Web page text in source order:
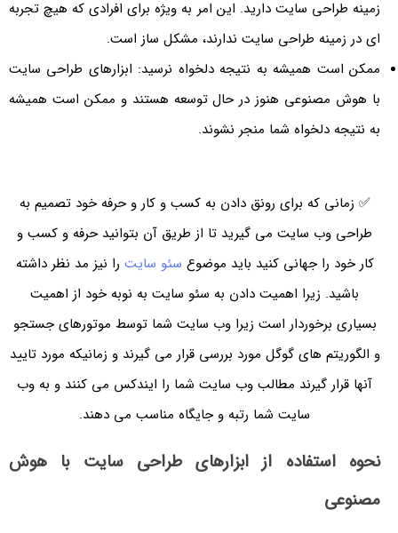
زمینه طراحی سایت دارید. این امر به ویژه برای افرادی که هیچ تجربه
ای در زمینه طراحی سایت ندارند، مشکل ساز است.
ممکن است همیشه به نتیجه دلخواه نرسید: ابزارهای طراحی سایت
با هوش مصنوعی هنوز در حال توسعه هستند و ممکن است همیشه
به نتیجه دلخواه شما منجر نشوند.
✅ زمانی که برای رونق دادن به کسب و کار و حرفه خود تصمیم به
طراحی وب سایت می گیرید تا از طریق آن بتوانید حرفه و کسب و
کار خود را جهانی کنید باید موضوعسئو سایترا نیز مد نظر داشته
باشید. زیرا اهمیت دادن به سئو سایت به نوبه خود از اهمیت
بسیاری برخوردار است زیرا وب سایت شما توسط موتورهای جستجو
و الگوریتم های گوگل مورد بررسی قرار می گیرند و زمانیکه مورد تایید
آنها قرار گیرند مطالب وب سایت شما را ایندکس می کنند و به وب
سایت شما رتبه و جایگاه مناسب می دهند.
نحوه استفاده از ابزارهای طراحی سایت با هوش
مصنوعی